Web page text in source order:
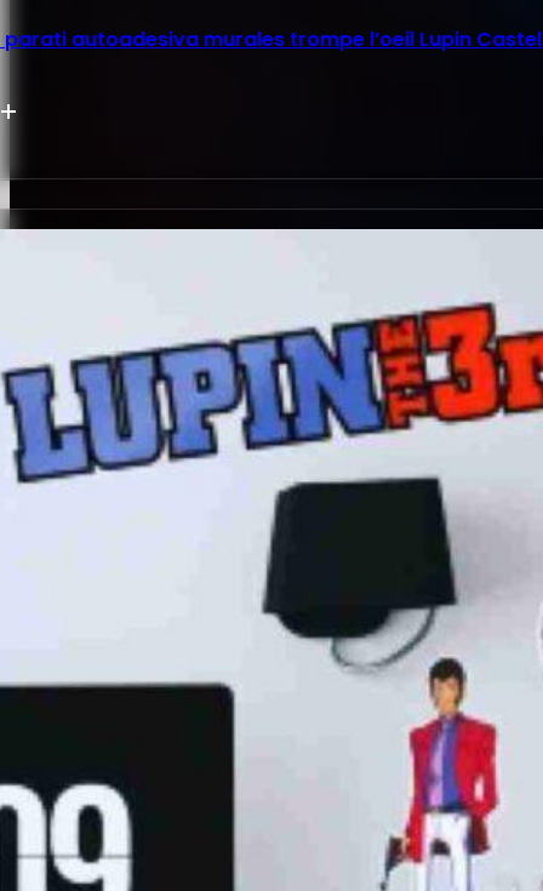
autoadesiva murales trompe l’oeil Lupin